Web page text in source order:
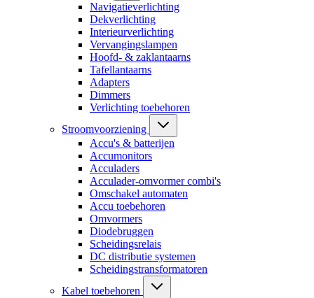
Navigatieverlichting
Dekverlichting
Interieurverlichting
Vervangingslampen
Hoofd- & zaklantaarns
Tafellantaarns
Adapters
Dimmers
Verlichting toebehoren
Stroomvoorziening
Accu's & batterijen
Accumonitors
Acculaders
Acculader-omvormer combi's
Omschakel automaten
Accu toebehoren
Omvormers
Diodebruggen
Scheidingsrelais
DC distributie systemen
Scheidingstransformatoren
Kabel toebehoren